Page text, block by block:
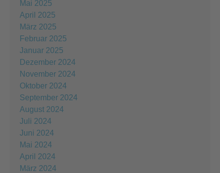
Mai 2025
April 2025
März 2025
Februar 2025
Januar 2025
Dezember 2024
November 2024
Oktober 2024
September 2024
August 2024
Juli 2024
Juni 2024
Mai 2024
April 2024
März 2024